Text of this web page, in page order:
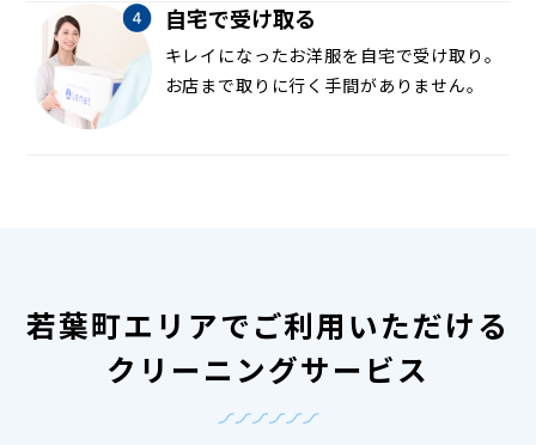
自宅で受け取る
キレイになったお洋服を自宅で受け取り。
お店まで取りに行く手間がありません。
若葉町エリアでご利用いただける
クリーニングサービス